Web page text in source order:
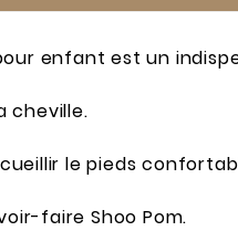
enfant est un
cheville.
le pieds
faire Shoo Pom.